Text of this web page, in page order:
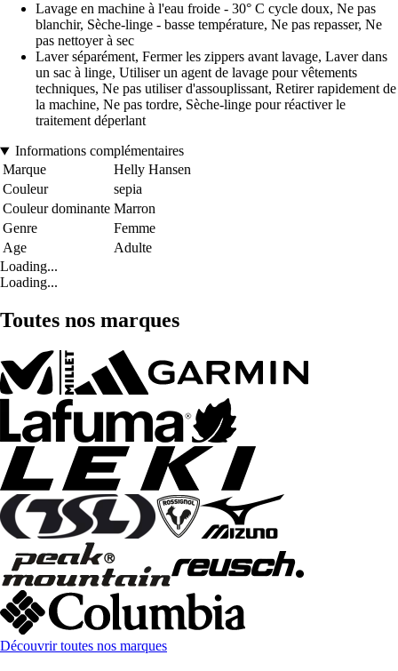
Lavage en machine à l'eau froide - 30° C cycle doux, Ne pas
blanchir, Sèche-linge - basse température, Ne pas repasser, Ne
pas nettoyer à sec
Laver séparément, Fermer les zippers avant lavage, Laver dans
un sac à linge, Utiliser un agent de lavage pour vêtements
techniques, Ne pas utiliser d'assouplissant, Retirer rapidement de
la machine, Ne pas tordre, Sèche-linge pour réactiver le
traitement déperlant
Informations complémentaires
Marque
Helly Hansen
Couleur
sepia
Couleur dominante Marron
Genre
Femme
Age
Adulte
Loading...
Loading...
Toutes nos marques
Découvrir toutes nos marques